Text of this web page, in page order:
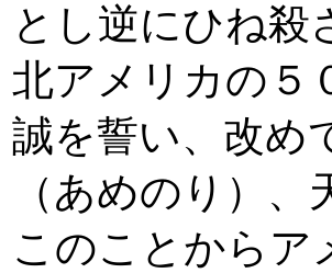
とし逆にひね殺
北アメリカの５
誠を誓い、改め
（あめのり）
このことからア